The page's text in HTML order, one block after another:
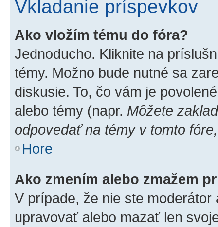
Vkladanie príspevkov
Ako vložím tému do fóra?
Jednoducho. Kliknite na
témy. Možno bude nutné sa
diskusie. To, čo vám je
alebo témy (napr. Môžete
odpovedať na témy v tomto
Hore
Ako zmením alebo zmažem
V prípade, že nie ste
upravovať alebo mazať len